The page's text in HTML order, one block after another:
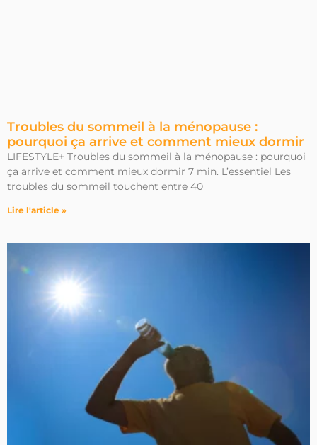
Troubles du sommeil à la ménopause :
pourquoi ça arrive et comment mieux dormir
LIFESTYLE+ Troubles du sommeil à la ménopause : pourquoi
ça arrive et comment mieux dormir 7 min. L’essentiel Les
troubles du sommeil touchent entre 40
Lire l'article »